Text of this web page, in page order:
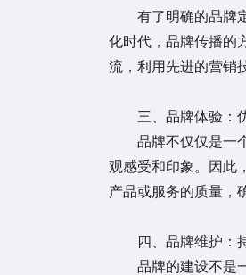
有了明确的品牌定
化时代，品牌传播的
流，利用先进的营销
三、品牌体验：
品牌不仅仅是一个
观感受和印象。因此
产品或服务的质量，
四、品牌维护：
品牌的建设不是一